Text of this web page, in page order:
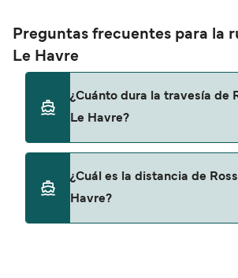
Preguntas frecuentes para la
Le Havre
¿Cuánto dura la travesía de
Le Havre?
nuestro buscador de ofertas para
¿Cuál es la distancia de
Havre?